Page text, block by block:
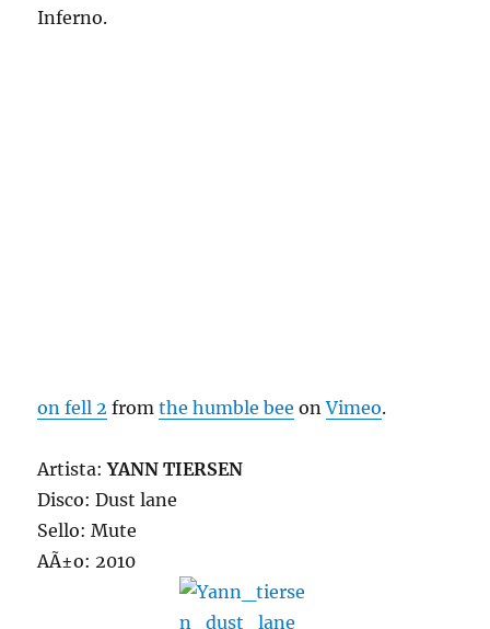
Inferno.
on fell 2 fromthe humble bee onVimeo.
Artista:YANN TIERSEN
Disco: Dust lane
Sello: Mute
AÃ±o: 2010